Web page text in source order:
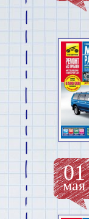
01
мая